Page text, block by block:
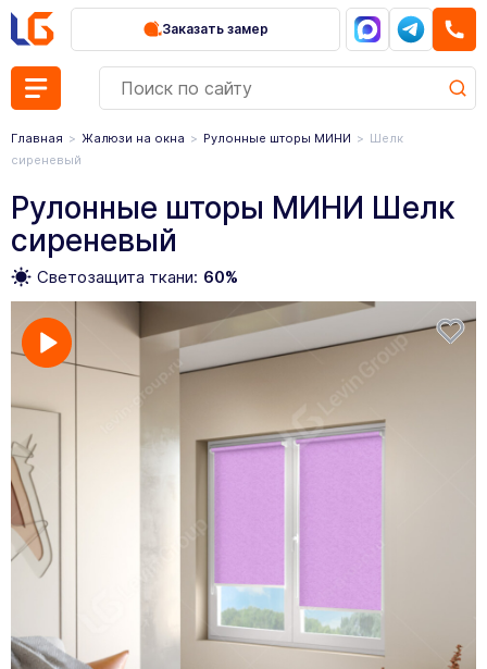
Заказать замер
Главная Жалюзи на окна Рулонные шторы МИНИ
Шелк
сиреневый
Рулонные шторы МИНИ Шелк
сиреневый
Светозащита ткани: 60%